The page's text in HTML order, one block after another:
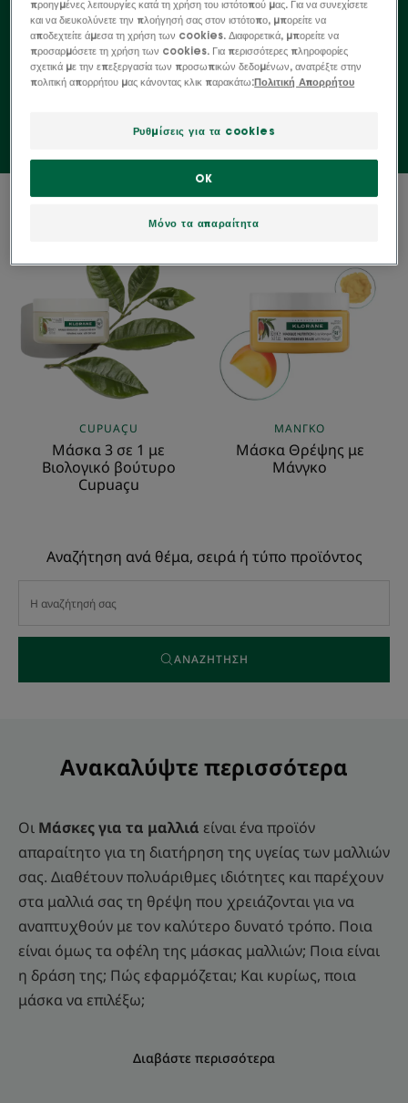
μάσκα νυχτερινής περιποίησης, είτε ως μάσκα
καθημερινής εφαρμογής για τις άκρες ή εναλλακτικά
με τη μαλακτική κρέμα.
2 αποτελέσματα "Μάσκες μαλλιών"
3
σε
1
με
Βιολογικό
βούτυρο
Cupuaçu
CUPUAÇU
Μάσκα 3 σε 1 με
Βιολογικό βούτυρο
Cupuaçu
Θρέψης
Μάνγκο
ΜΆΝΓΚΟ
Μάσκα Θρέψης με
Μάνγκο
Αναζήτηση ανά θέμα, σειρά ή τύπο προϊόντος
ΑΝΑΖΉΤΗΣΗ
Ανακαλύψτε περισσότερα
Οι Μάσκες για τα μαλλιά είναι ένα προϊόν
απαραίτητο για τη διατήρηση της υγείας των μαλλιών
σας. Διαθέτουν πολυάριθμες ιδιότητες και παρέχουν
στα μαλλιά σας τη θρέψη που χρειάζονται για να
αναπτυχθούν με τον καλύτερο δυνατό τρόπο. Ποια
είναι όμως τα οφέλη της μάσκας μαλλιών; Ποια είναι
η δράση της; Πώς εφαρμόζεται; Και κυρίως, ποια
μάσκα να επιλέξω;
Διαβάστε περισσότερα
προηγμένες λειτουργίες κατά τη χρήση του ιστότοπού μας. Για να συνεχίσετε
και να διευκολύνετε την πλοήγησή σας στον ιστότοπο, μπορείτε να
αποδεχτείτε άμεσα τη χρήση των cookies. Διαφορετικά, μπορείτε να
προσαρμόσετε τη χρήση των cookies. Για περισσότερες πληροφορίες
σχετικά με την επεξεργασία των προσωπικών δεδομένων, ανατρέξτε στην
πολιτική απορρήτου μας κάνοντας κλικ παρακάτω:Πολιτική Απορρήτου
Ρυθμίσεις για τα cookies
Μόνο τα απαραίτητα
OK